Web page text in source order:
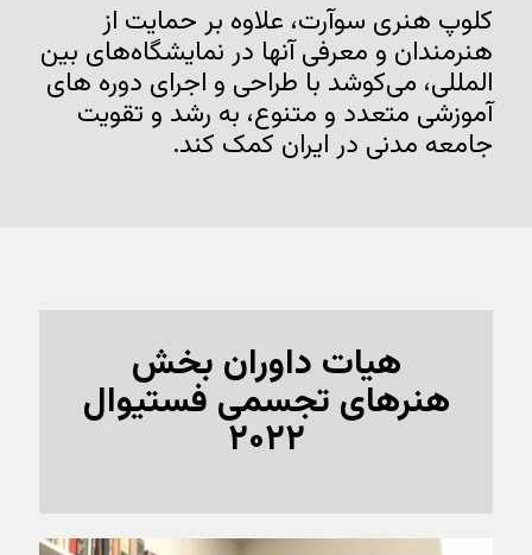
کلوپ هنری سوآرت، علاوه بر حمایت از
هنرمندان و معرفی آنها در نمایشگاه‌های بین
المللی، می‌کوشد با طراحی و اجرای دوره های
آموزشی متعدد و متنوع، به رشد و تقویت
جامعه مدنی در ایران کمک کند.
هیات داوران بخش
هنرهای تجسمی فستیوال
۲۰۲۲